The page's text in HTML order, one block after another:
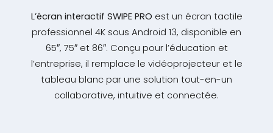
L’écran interactif SWIPE PRO est un écran tactile
professionnel 4K sous Android 13, disponible en
65″, 75″ et 86″. Conçu pour l’éducation et
l’entreprise, il remplace le vidéoprojecteur et le
tableau blanc par une solution tout-en-un
collaborative, intuitive et connectée.